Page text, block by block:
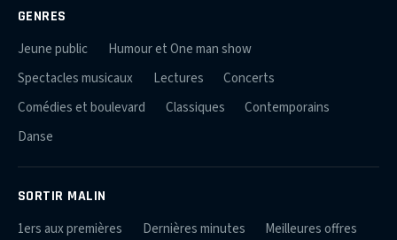
GENRES
Jeune public
Humour et One man show
Spectacles musicaux
Lectures
Concerts
Comédies et boulevard
Classiques
Contemporains
Danse
SORTIR MALIN
1ers aux premières Dernières minutes
Meilleures offres